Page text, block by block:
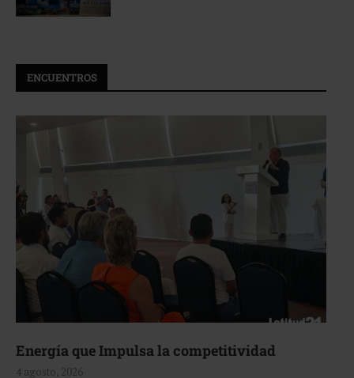
ENCUENTROS
Energía que Impulsa la competitividad
4 agosto, 2026